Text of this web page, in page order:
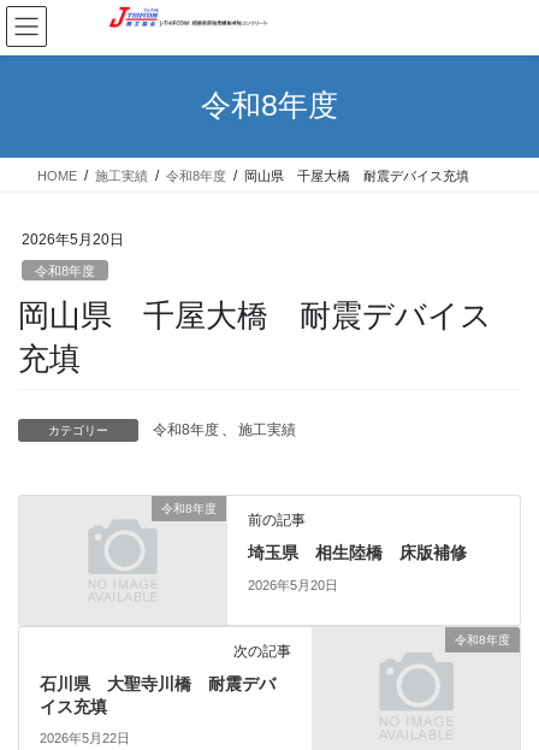
コ
ン
テ
ス
ナ
ビ
ゲ
ン
令和8年度
HOME 施工実績 令和8年度 岡山県 千屋大橋 耐震デバイス充填
2026年5月20日
令和8年度
岡山県 千屋大橋 耐震デバイス
充填
カテゴリー 令和8年度 、 施工実績
令和8年度
前の記事
埼玉県 相生陸橋 床版補修
2026年5月20日
令和8年度
次の記事
石川県 大聖寺川橋 耐震デバ
イス充填
2026年5月22日